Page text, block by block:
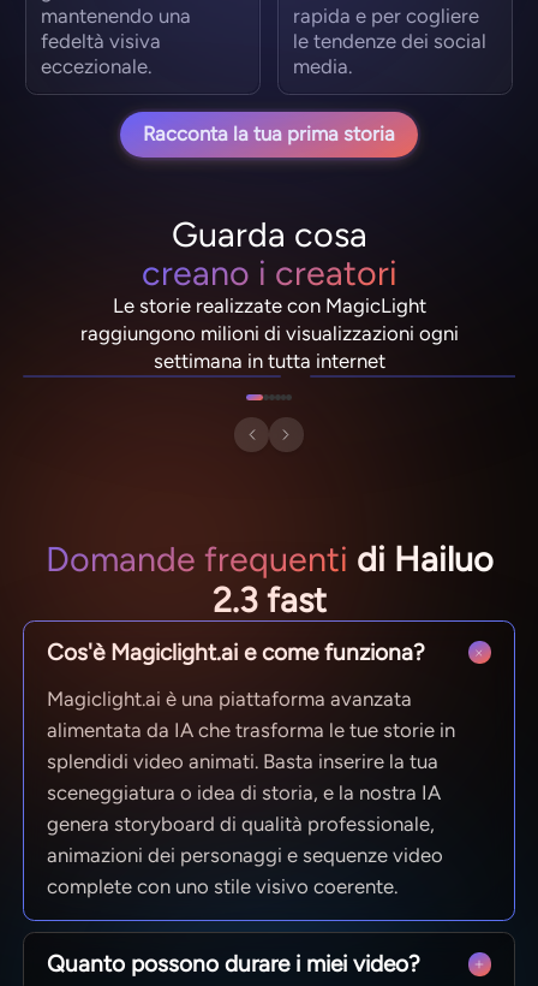
mantenendo una
fedeltà visiva
eccezionale.
rapida e per cogliere
le tendenze dei social
media.
Racconta la tua prima storia
Guarda cosa
creano i creatori
Le storie realizzate con MagicLight
raggiungono milioni di visualizzazioni ogni
settimana in tutta internet
NebulaDrifter
Lio "Spark" Vance
PixelRonin
Momo The Moshroom
Domande frequenti di Hailuo
2.3 fast
Cos'è Magiclight.ai e come funziona?
Magiclight.ai è una piattaforma avanzata
alimentata da IA che trasforma le tue storie in
splendidi video animati. Basta inserire la tua
sceneggiatura o idea di storia, e la nostra IA
genera storyboard di qualità professionale,
animazioni dei personaggi e sequenze video
complete con uno stile visivo coerente.
Quanto possono durare i miei video?